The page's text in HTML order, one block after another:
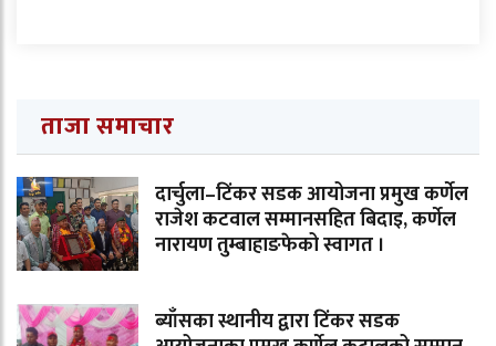
ताजा समाचार
दार्चुला–टिंकर सडक आयोजना प्रमुख कर्णेल
राजेश कटवाल सम्मानसहित बिदाइ, कर्णेल
नारायण तुम्बाहाङफेको स्वागत ।
ब्याँसका स्थानीय द्वारा टिंकर सडक